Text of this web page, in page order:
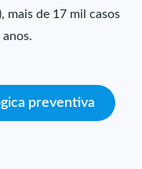
mais de 17 mil casos
preventiva